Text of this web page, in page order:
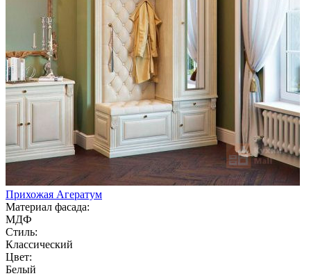
Прихожая Агератум
Материал фасада:
МДФ
Стиль:
Классический
Цвет:
Белый